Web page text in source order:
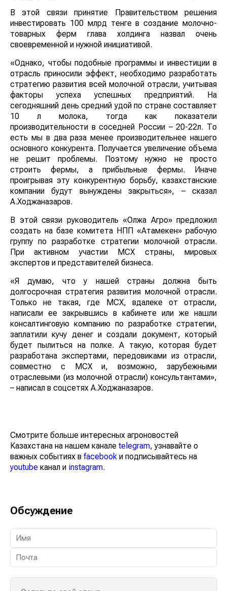
В этой связи принятие Правительством решения
инвестировать 100 млрд тенге в создание молочно-
товарных ферм глава холдинга назвал очень
своевременной и нужной инициативой.
«Однако, чтобы подобные программы и инвестиции в
отрасль приносили эффект, необходимо разработать
стратегию развития всей молочной отрасли, учитывая
факторы успеха успешных предприятий. На
сегодняшний день средний удой по стране составляет
10 л молока, тогда как показатели
производительности в соседней России – 20-22л. То
есть мы в два раза менее производительнее нашего
основного конкурента. Получается увеличение объема
не решит проблемы. Поэтому нужно не просто
строить фермы, а прибыльные фермы. Иначе
проигрывая эту конкурентную борьбу, казахстанские
компании будут вынуждены закрыться», – сказал
А.Ходжаназаров.
В этой связи руководитель «Олжа Агро» предложил
создать на базе комитета НПП «Атамекен» рабочую
группу по разработке стратегии молочной отрасли.
При активном участии МСХ страны, мировых
экспертов и представителей бизнеса.
«Я думаю, что у нашей страны должна быть
долгосрочная стратегия развития молочной отрасли.
Только не такая, где МСХ, вдалеке от отрасли,
написали ее закрывшись в кабинете или же нашли
консалтинговую компанию по разработке стратегии,
заплатили кучу денег и создали документ, который
будет пылиться на полке. А такую, которая будет
разработана экспертами, передовиками из отрасли,
совместно с МСХ и, возможно, зарубежными
отраслевыми (из молочной отрасли) консультантами»,
– написал в соцсетях А.Ходжаназаров.
Смотрите больше интересных агроновостей
Казахстана на нашем канале telegram, узнавайте о
важных событиях в facebook и подписывайтесь на
youtube канал и instagram.
Обсуждение